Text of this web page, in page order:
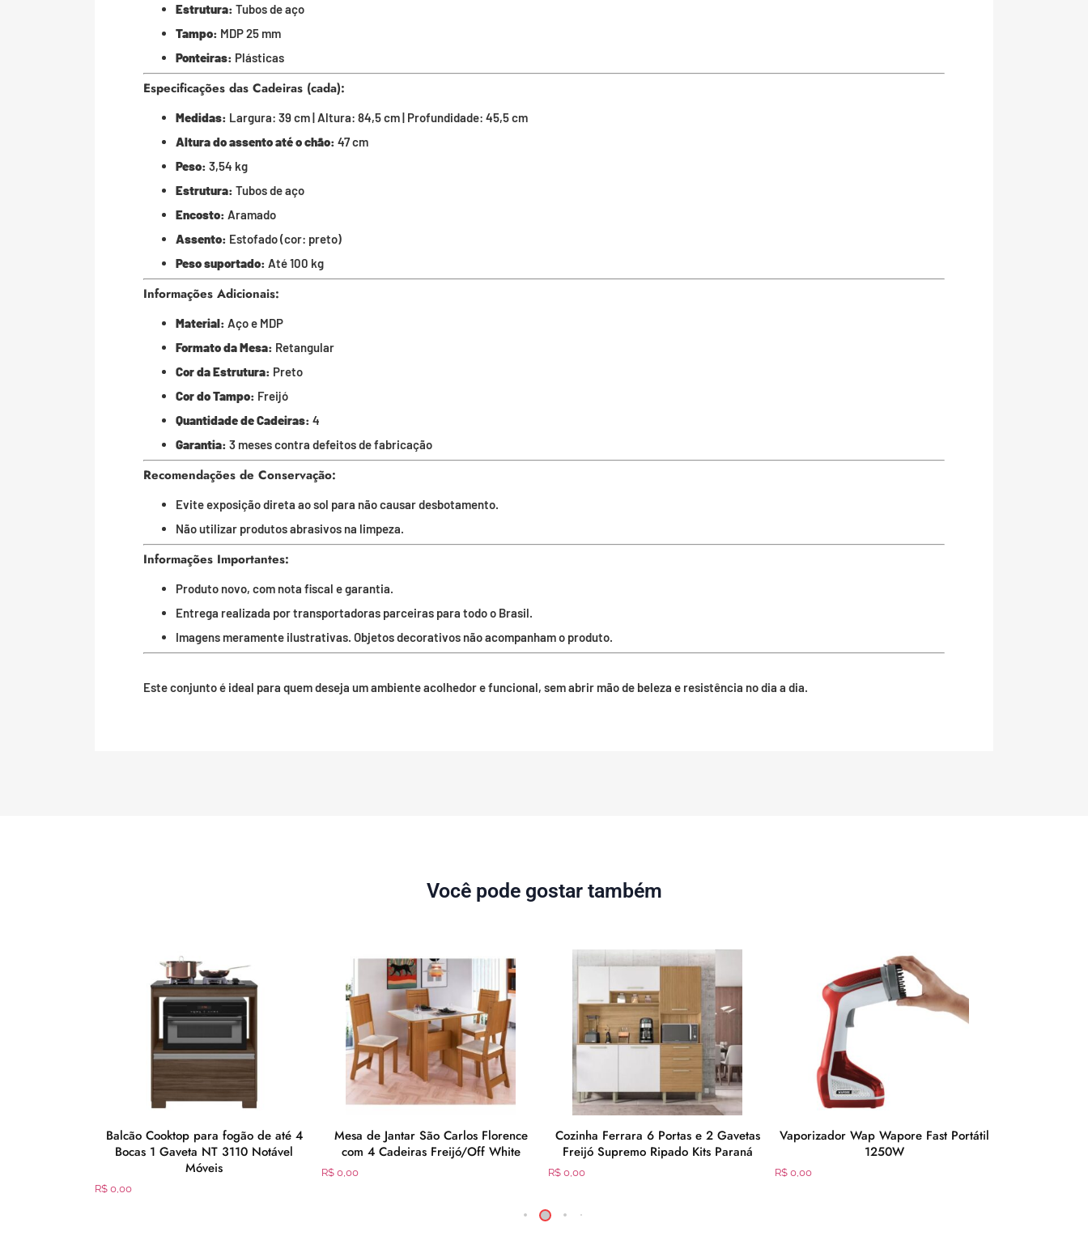
Estrutura: Tubos de aço
Tampo: MDP 25 mm
Ponteiras: Plásticas
Especificações das Cadeiras (cada):
Medidas: Largura: 39 cm | Altura: 84,5 cm | Profundidade: 45,5 cm
Altura do assento até o chão: 47 cm
Peso: 3,54 kg
Estrutura: Tubos de aço
Encosto: Aramado
Assento: Estofado (cor: preto)
Peso suportado: Até 100 kg
Informações Adicionais:
Material: Aço e MDP
Formato da Mesa: Retangular
Cor da Estrutura: Preto
Cor do Tampo: Freijó
Quantidade de Cadeiras: 4
Garantia: 3 meses contra defeitos de fabricação
Recomendações de Conservação:
Evite exposição direta ao sol para não causar desbotamento.
Não utilizar produtos abrasivos na limpeza.
Informações Importantes:
Produto novo, com nota fiscal e garantia.
Entrega realizada por transportadoras parceiras para todo o Brasil.
Imagens meramente ilustrativas. Objetos decorativos não acompanham o produto.
Este conjunto é ideal para quem deseja um ambiente acolhedor e funcional, sem abrir mão de beleza e resistência no dia a dia.
Você pode gostar também
Balcão Cooktop para fogão de até 4
Bocas 1 Gaveta NT 3110 Notável
Móveis
R$ 0,00
Mesa de Jantar São Carlos Florence
com 4 Cadeiras Freijó/Off White
R$ 0,00
Cozinha Ferrara 6 Portas e 2 Gavetas
Freijó Supremo Ripado Kits Paraná
R$ 0,00
Vaporizador Wap Wapore Fast Portátil
1250W
R$ 0,00